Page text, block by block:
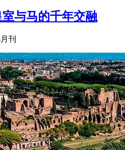
与马的千年交融
刊